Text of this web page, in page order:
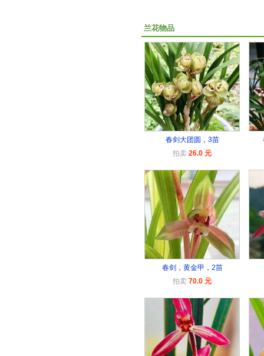
兰花物品
春剑大团圆，3苗
拍卖 26.0 元
春剑，黄金甲，2苗
拍卖 70.0 元